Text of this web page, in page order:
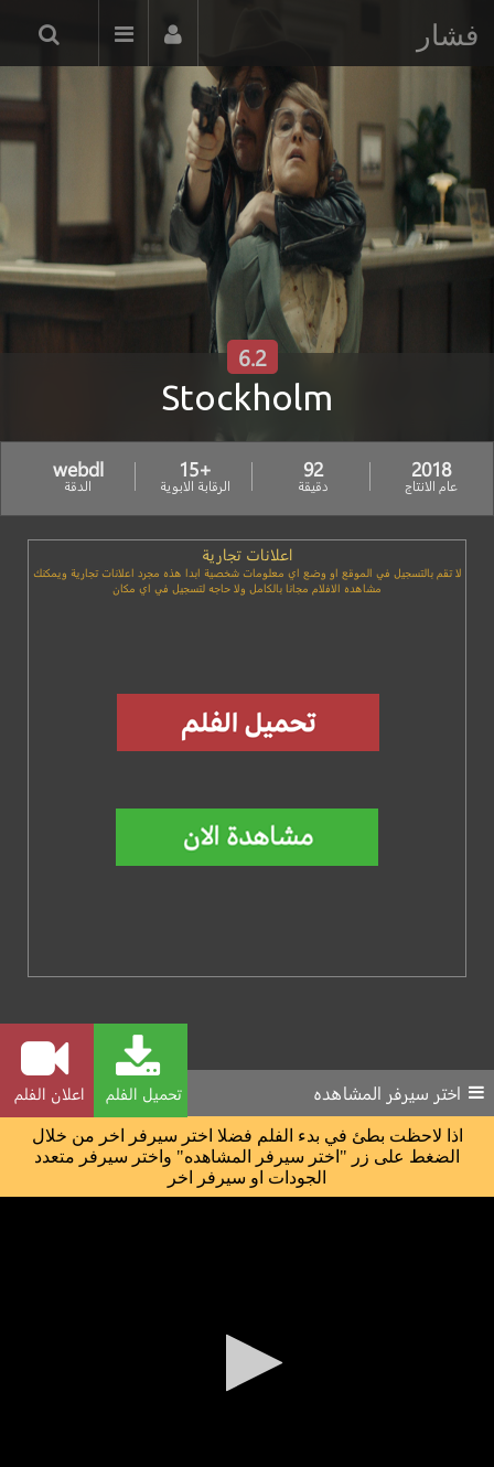
فشار
Stockholm
6.2
2018
عام الانتاج
92
دقيقة
+15
الرقابة الابوية
webdl
الدقة
اعلانات تجارية
لا تقم بالتسجيل في الموقع او وضع اي معلومات شخصية ابدا هذه مجرد اعلانات تجارية ويمكنك
مشاهده الافلام مجانا بالكامل ولا حاجه لتسجيل في اي مكان
تحميل الفلم اعلان الفلم اختر سيرفر المشاهده
اذا لاحظت بطئ في بدء الفلم فضلا اختر سيرفر اخر من خلال
الضغط على زر "اختر سيرفر المشاهده" واختر سيرفر متعدد
الجودات او سيرفر اخر